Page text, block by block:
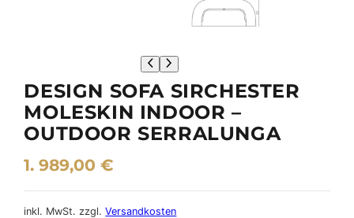
DESIGN SOFA SIRCHESTER
MOLESKIN INDOOR –
OUTDOOR SERRALUNGA
1. 989,00€
inkl. MwSt. zzgl.Versandkosten